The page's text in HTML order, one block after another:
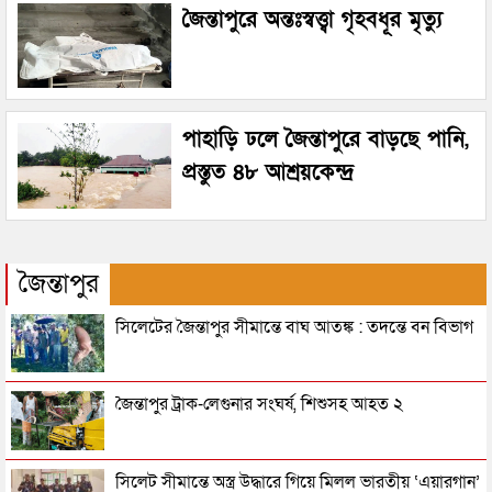
জৈন্তাপুরে অন্তঃস্বত্ত্বা গৃহবধূর মৃত্যু
পাহাড়ি ঢলে জৈন্তাপুরে বাড়ছে পানি,
প্রস্তুত ৪৮ আশ্রয়কেন্দ্র
জৈন্তাপুর
সিলেটের জৈন্তাপুর সীমান্তে বাঘ আতঙ্ক : তদন্তে বন বিভাগ
জৈন্তাপুর ট্রাক-লেগুনার সংঘর্ষ, শিশুসহ আহত ২
সিলেট সীমান্তে অস্ত্র উদ্ধারে গিয়ে মিলল ভারতীয় ‘এয়ারগান’